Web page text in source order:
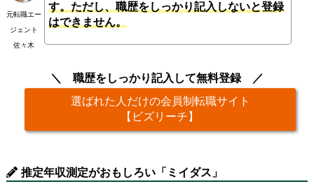
元転職エー
ジェント
佐々木
す。ただし、職歴をしっかり記入しないと登録
はできません。
職歴をしっかり記入して無料登録
選ばれた人だけの会員制転職サイト
【ビズリーチ】
推定年収測定がおもしろい「ミイダス」